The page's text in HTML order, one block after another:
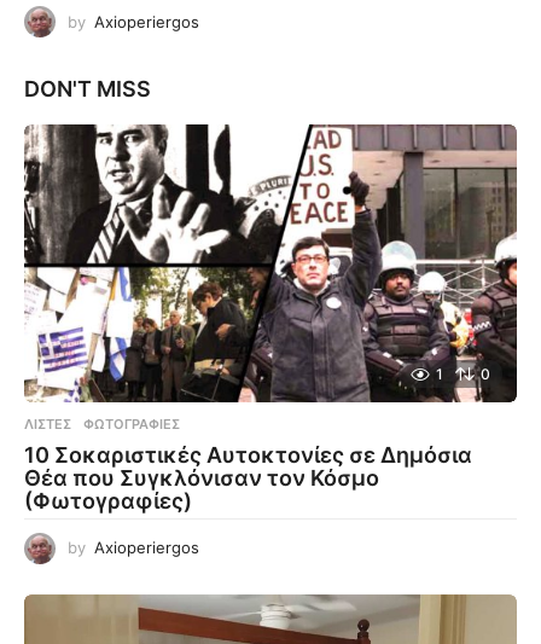
by Axioperiergos
DON'T MISS
1 0
ΛΊΣΤΕΣ ,ΦΩΤΟΓΡΑΦΊΕΣ
10 Σοκαριστικές Αυτοκτονίες σε Δημόσια
Θέα που Συγκλόνισαν τον Κόσμο
(Φωτογραφίες)
by Axioperiergos